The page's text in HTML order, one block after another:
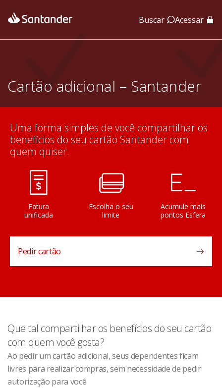
App Santander Buscar Acessar
Cartão adicional – Santander
Uma forma simples de você compartilhar os
benefícios do seu cartão Santander com
quem quiser.
Fatura
unificada
Escolha o seu
limite
Acumule mais
pontos Esfera
Pedir cartão
Que tal compartilhar os benefícios do seu cartão
com quem você gosta?
Ao pedir um cartão adicional, seus dependentes ficam
livres para realizar compras, sem necessidade de pedir
autorização para você.